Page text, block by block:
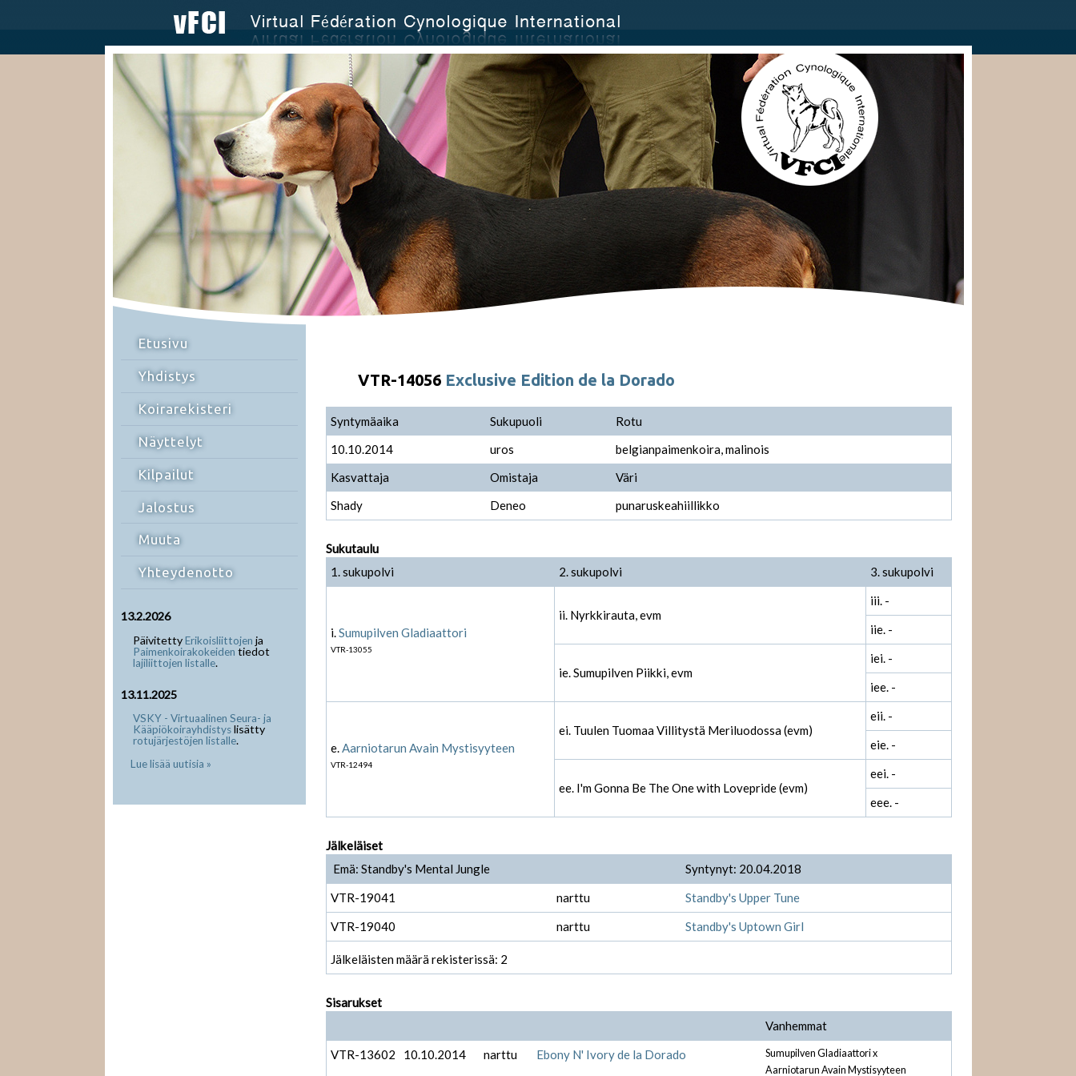
Etusivu
Yhdistys
Koirarekisteri
Näyttelyt
Kilpailut
Jalostus
Muuta
Yhteydenotto
13.2.2026
PäivitettyErikoisliittojen ja
Paimenkoirakokeiden tiedot
lajiliittojen listalle.
13.11.2025
VSKY - Virtuaalinen Seura- ja
Kääpiökoirayhdistyslisätty
rotujärjestöjen listalle.
Lue lisää uutisia »
VTR-14056 Exclusive Edition de la Dorado
Syntymäaika Sukupuoli
Rotu
10.10.2014
uros
belgianpaimenkoira, malinois
Kasvattaja
Omistaja
Väri
Shady
Deneo punaruskeahiillikko
Sukutaulu
1. sukupolvi
2. sukupolvi 3. sukupolvi
i.Sumupilven Gladiaattori
VTR-13055
ii. Nyrkkirauta, evm
iii. -
iie. -
ie. Sumupilven Piikki, evm
iei. -
iee. -
e.Aarniotarun Avain Mystisyyteen
VTR-12494
ei. Tuulen Tuomaa Villitystä Meriluodossa (evm)
eii. -
eie. -
ee. I'm Gonna Be The One with Lovepride (evm)
eei. -
eee. -
Jälkeläiset
Emä: Standby's Mental Jungle
Syntynyt: 20.04.2018
VTR-19041
narttu
Standby's Upper Tune
VTR-19040
narttu Standby's Uptown Girl
Jälkeläisten määrä rekisterissä: 2
Sisarukset
Vanhemmat
VTR-13602
10.10.2014 narttu Ebony N' Ivory de la Dorado
Sumupilven Gladiaattori x
Aarniotarun Avain Mystisyyteen